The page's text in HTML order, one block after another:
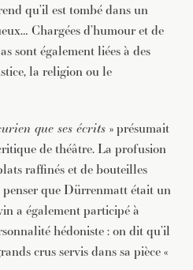
qu’il est tombé dans un
Chargées d’humour et de
sont également liées à des
la religion ou le
que ses écrits » présumait
de théâtre. La profusion
raffinés et de bouteilles
penser que Dürrenmatt était un
a également participé à
hédoniste : on dit qu’il
crus servis dans sa pièce «